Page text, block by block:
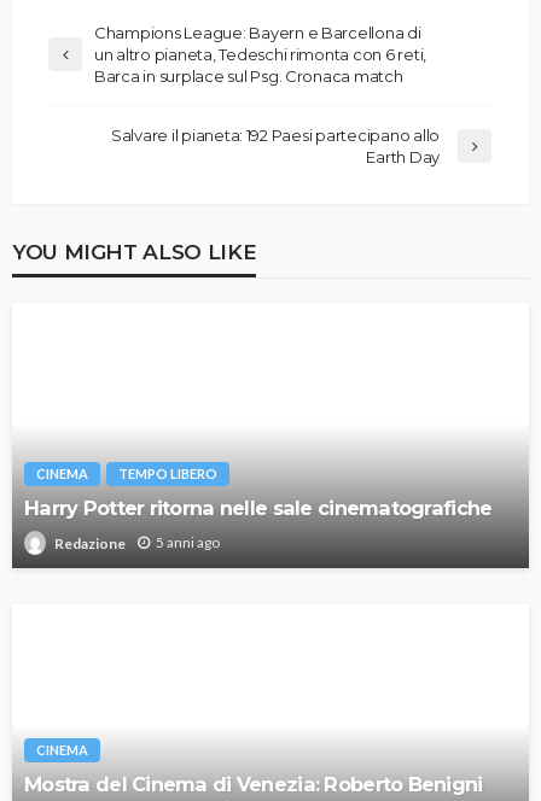
Champions League: Bayern e Barcellona di
un altro pianeta, Tedeschi rimonta con 6 reti,
Barca in surplace sul Psg. Cronaca match
Salvare il pianeta: 192 Paesi partecipano allo
Earth Day
YOU MIGHT ALSO LIKE
CINEMA TEMPO LIBERO
Harry Potter ritorna nelle sale cinematografiche
Redazione 5 anni ago
CINEMA
Mostra del Cinema di Venezia: Roberto Benigni